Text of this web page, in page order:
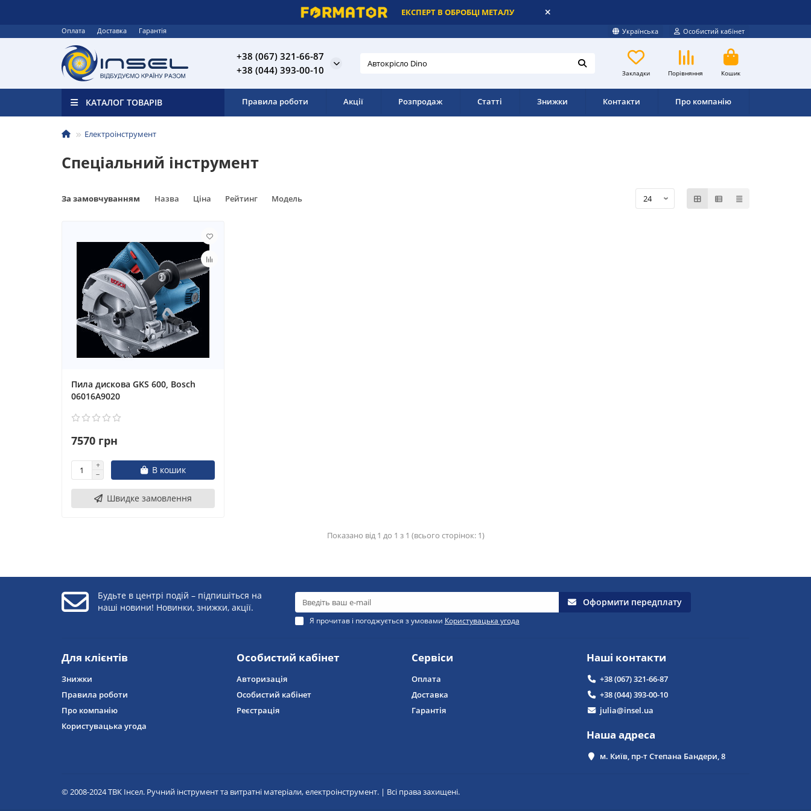
ЕКСПЕРТ В ОБРОБЦІ МЕТАЛУ
Оплата Доставка Гарантія Українська Особистий кабінет
+38 (067) 321-66-87
+38 (044) 393-00-10
Закладки Порівняння Кошик
КАТАЛОГ ТОВАРІВ Правила роботи Акції Розпродаж Статті Знижки Контакти Про компанію
Електроінструмент
Спеціальний інструмент
За замовчуванням Назва Ціна Рейтинг Модель
Пила дискова GKS 600, Bosch
06016A9020
7570 грн
В кошик
Швидке замовлення
Показано від 1 до 1 з 1 (всього сторінок: 1)
Будьте в центрі подій – підпишіться на
наші новини! Новинки, знижки, акції.
Оформити передплату
Я прочитав і погоджується з умовами Користувацька угода
Для клієнтів
Знижки
Правила роботи
Про компанію
Користувацька угода
Особистий кабінет
Авторизація
Особистий кабінет
Реєстрація
Сервіси
Оплата
Доставка
Гарантія
Наші контакти
+38 (067) 321-66-87
+38 (044) 393-00-10
julia@insel.ua
Наша адреса
м. Київ, пр-т Степана Бандери, 8
© 2008-2024 ТВК Інсел. Ручний інструмент та витратні матеріали, електроінструмент. | Всі права захищені.